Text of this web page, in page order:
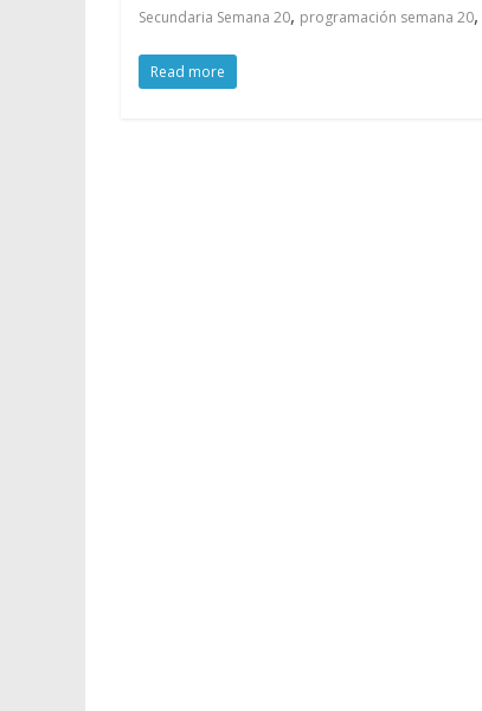
Secundaria Semana 20, programación semana 20,
Read more